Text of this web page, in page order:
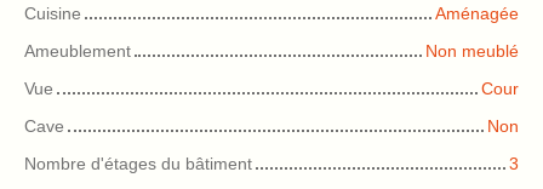
Cuisine
Aménagée
Ameublement
Non meublé
Vue
Cour
Cave
Non
Nombre d'étages du bâtiment
3